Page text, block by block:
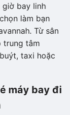
giờ bay linh
làm bạn
Từ sân
trung tâm
taxi hoặc
máy bay đi